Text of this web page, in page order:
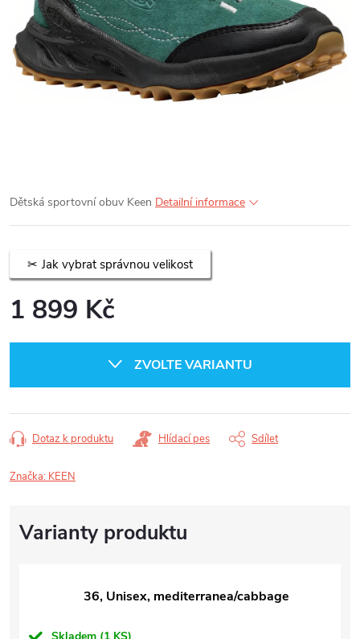
Dětská sportovní obuv Keen Detailní informace
Jak vybrat správnou velikost
1 899 Kč
ZVOLTE VARIANTU
Dotaz k produktu Hlídací pes Sdílet
Značka: KEEN
36, Unisex, mediterranea/cabbage
Skladem (1 KS)